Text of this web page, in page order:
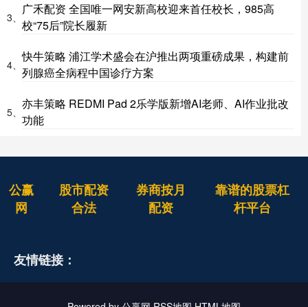
3、
广禾配资 全国唯一网安新高校迎来首任校长，985高
校“75后”院长履新
4、
快牛策略 浦江学术盛会在沪推出两项重磅成果，构建前
列腺癌全病程中国诊疗方案
5、
亦丰策略 REDMI Pad 2乐学版新增AI老师、AI作业批改
功能
公赢
网
股市配资
合法
券商按月
配资
靠谱的股票杠
杆平台
友情链接：